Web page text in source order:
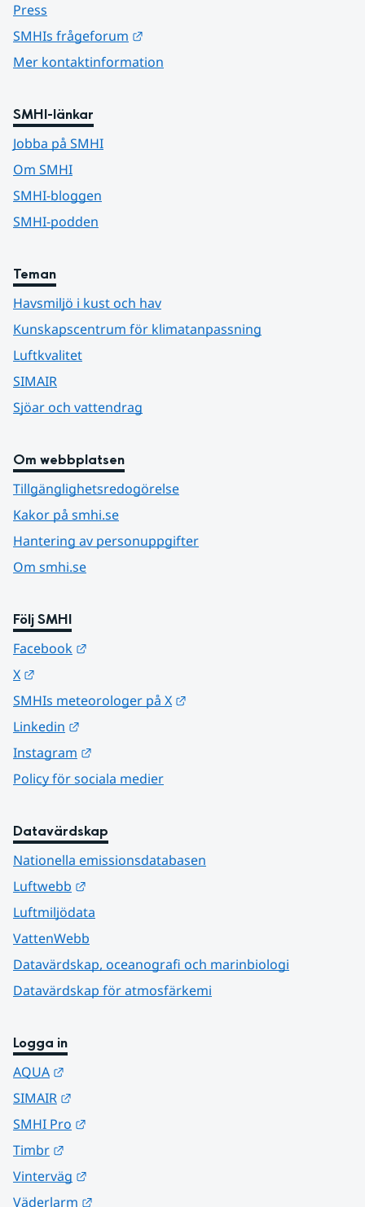
Press
SMHIs frågeforum
Mer kontaktinformation
SMHI-länkar
Jobba på SMHI
Om SMHI
SMHI-bloggen
SMHI-podden
Teman
Havsmiljö i kust och hav
Kunskapscentrum för klimatanpassning
Luftkvalitet
SIMAIR
Sjöar och vattendrag
Om webbplatsen
Tillgänglighetsredogörelse
Kakor på smhi.se
Hantering av personuppgifter
Om smhi.se
Följ SMHI
Facebook
X
SMHIs meteorologer på X
Linkedin
Instagram
Policy för sociala medier
Datavärdskap
Nationella emissionsdatabasen
Luftwebb
Luftmiljödata
VattenWebb
Datavärdskap, oceanografi och marinbiologi
Datavärdskap för atmosfärkemi
Logga in
AQUA
SIMAIR
SMHI Pro
Timbr
Vinterväg
Väderlarm